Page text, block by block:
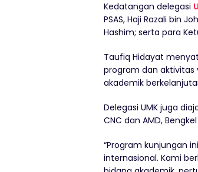
Kedatangan delegasi
PSAS, Haji Razali bin
Hashim; serta para
Taufiq Hidayat
program dan
akademik
Delegasi UMK juga
CNC dan AMD,
“Program kunjungan
internasional. Kami